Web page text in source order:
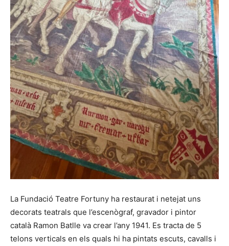
La Fundació Teatre Fortuny ha restaurat i netejat uns
decorats teatrals que l’escenògraf, gravador i pintor
català Ramon Batlle va crear l’any 1941. Es tracta de 5
telons verticals en els quals hi ha pintats escuts, cavalls i